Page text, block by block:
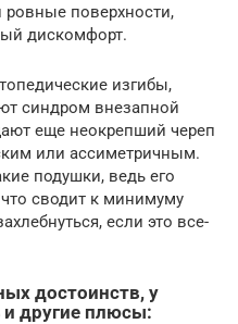
поверхности,
дискомфорт.
изгибы,
синдром внезапной
еще неокрепший череп
или ассиметричным.
подушки, ведь его
сводит к минимуму
если это все-
достоинств, у
и другие плюсы: